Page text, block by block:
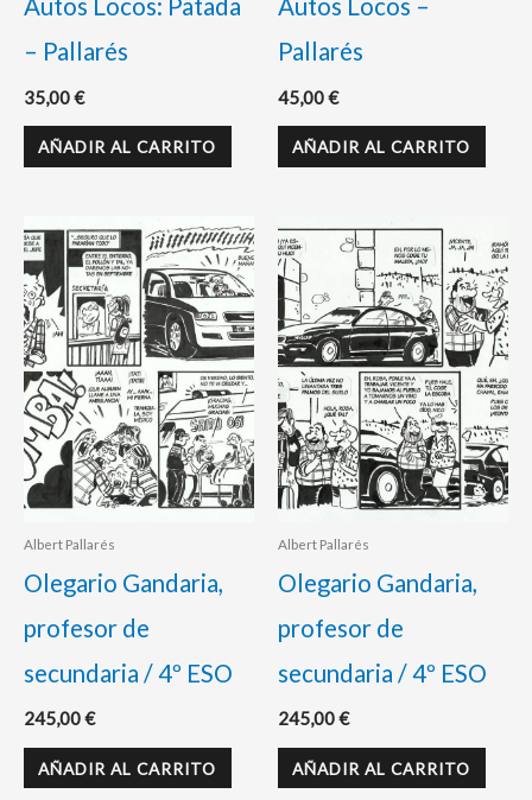
Autos Locos: Patada
– Pallarés
35,00€
AÑADIR AL CARRITO
Autos Locos –
Pallarés
45,00€
AÑADIR AL CARRITO
Albert Pallarés
Olegario Gandaria,
profesor de
secundaria / 4º ESO
245,00€
AÑADIR AL CARRITO
Albert Pallarés
Olegario Gandaria,
profesor de
secundaria / 4º ESO
245,00€
AÑADIR AL CARRITO